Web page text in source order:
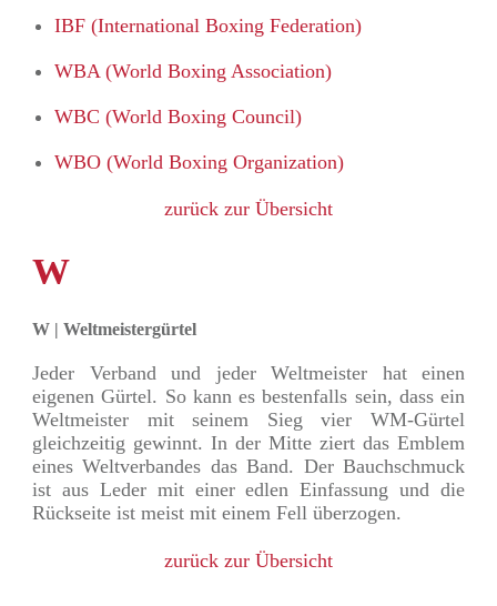
IBF (International Boxing Federation)
WBA (World Boxing Association)
WBC (World Boxing Council)
WBO (World Boxing Organization)
zurück zur Übersicht
W
W | Weltmeistergürtel
Jeder Verband und jeder Weltmeister hat einen
eigenen Gürtel. So kann es bestenfalls sein, dass ein
Weltmeister mit seinem Sieg vier WM-Gürtel
gleichzeitig gewinnt. In der Mitte ziert das Emblem
eines Weltverbandes das Band. Der Bauchschmuck
ist aus Leder mit einer edlen Einfassung und die
Rückseite ist meist mit einem Fell überzogen.
zurück zur Übersicht